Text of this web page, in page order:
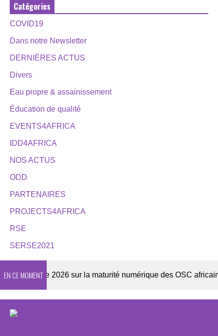
Catégories
COVID19
Dans notre Newsletter
DERNIÈRES ACTUS
Divers
Eau propre & assainissement
Éducation de qualité
EVENTS4AFRICA
IDD4AFRICA
NOS ACTUS
ODD
PARTENAIRES
PROJECTS4AFRICA
RSE
SERSE2021
EN CE MOMENT
Enquête 2026 sur la maturité numérique des OSC africaines